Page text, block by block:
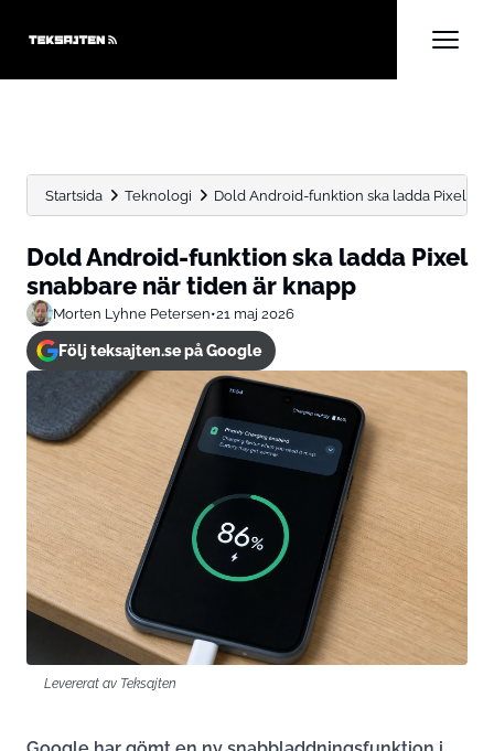
Startsida Teknologi Dold Android-funktion ska ladda Pixel
Dold Android-funktion ska ladda Pixel
snabbare när tiden är knapp
Morten Lyhne Petersen•21 maj 2026
Följ teksajten.se på Google
Levererat av Teksajten